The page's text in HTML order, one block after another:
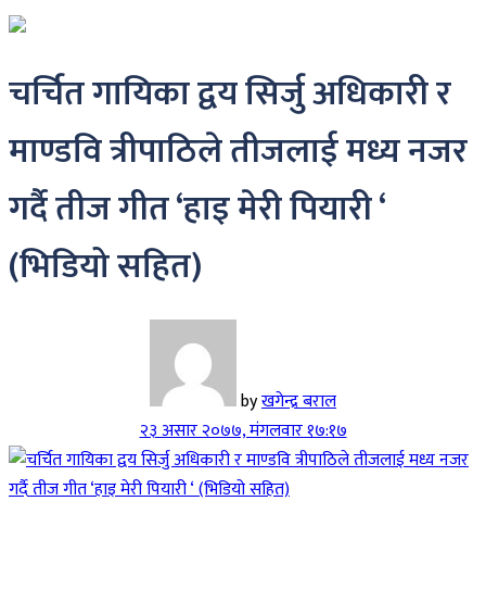
चर्चित गायिका द्वय सिर्जु अधिकारी र
माण्डवि त्रीपाठिले तीजलाई मध्य नजर
गर्दै तीज गीत ‘हाइ मेरी पियारी ‘
(भिडियो सहित)
byखगेन्द्र बराल
२३ असार २०७७, मंगलवार १७:१७